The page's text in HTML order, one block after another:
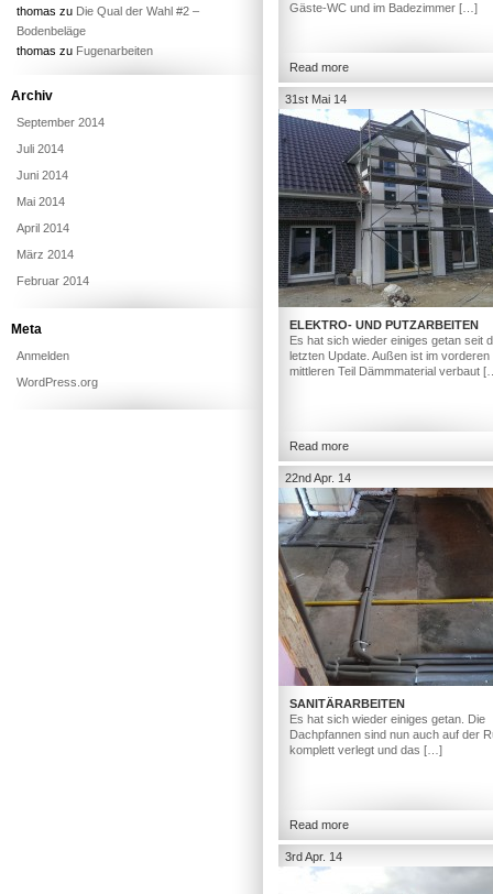
Gäste-WC und im Badezimmer […]
Read more
31st Mai 14
ELEKTRO- UND PUTZARBEITEN
Es hat sich wieder einiges getan seit
letzten Update. Außen ist im vorderen
mittleren Teil Dämmmaterial verbaut
Read more
22nd Apr. 14
SANITÄRARBEITEN
Es hat sich wieder einiges getan. Die
Dachpfannen sind nun auch auf der
komplett verlegt und das […]
Read more
3rd Apr. 14
thomas zu Die Qual der Wahl #2 –
Bodenbeläge
thomas zu Fugenarbeiten
Archiv
September 2014
Juli 2014
Juni 2014
Mai 2014
April 2014
März 2014
Februar 2014
Meta
Anmelden
WordPress.org